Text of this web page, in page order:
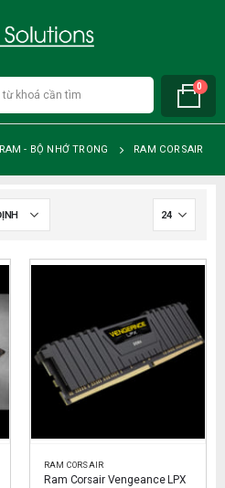
0
RAM - BỘ NHỚ TRONG RAM CORSAIR
RAM CORSAIR
Ram Corsair Vengeance LPX